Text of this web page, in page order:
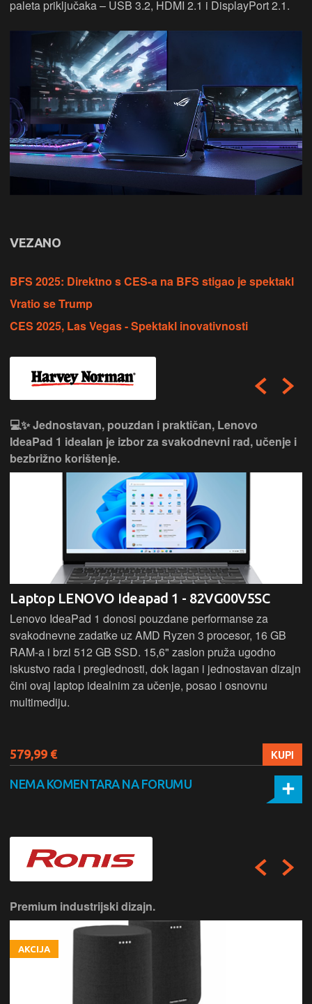
paleta priključaka – USB 3.2, HDMI 2.1 i DisplayPort 2.1.
VEZANO
BFS 2025: Direktno s CES-a na BFS stigao je spektakl
Vratio se Trump
CES 2025, Las Vegas - Spektakl inovativnosti
💻✨ Jednostavan, pouzdan i praktičan, Lenovo
IdeaPad 1 idealan je izbor za svakodnevni rad, učenje i
bezbrižno korištenje.
Laptop LENOVO Ideapad 1 - 82VG00V5SC
Lenovo IdeaPad 1 donosi pouzdane performanse za
svakodnevne zadatke uz AMD Ryzen 3 procesor, 16 GB
RAM-a i brzi 512 GB SSD. 15,6" zaslon pruža ugodno
iskustvo rada i preglednosti, dok lagan i jednostavan dizajn
čini ovaj laptop idealnim za učenje, posao i osnovnu
multimediju.
579,99 € KUPI
NEMA KOMENTARA NA FORUMU
Premium industrijski dizajn.
AKCIJA